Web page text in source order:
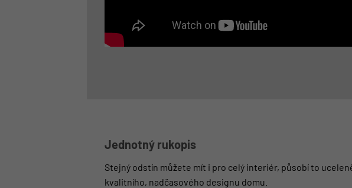
Jednotný rukopis
Stejný odstín můžete mít i pro celý interiér, působí to
kvalitního, nadčasového designu domu.